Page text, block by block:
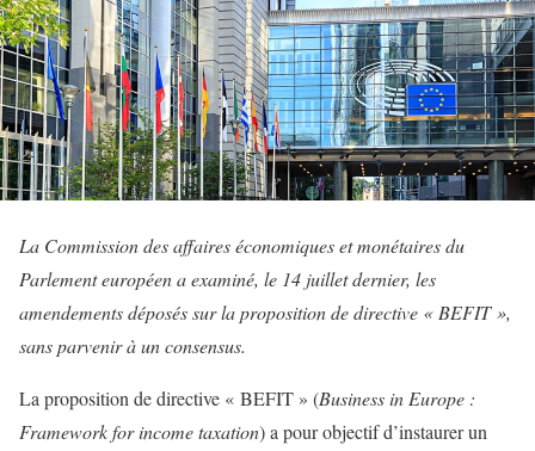
La Commission des affaires économiques et monétaires du
Parlement européen a examiné, le 14 juillet dernier, les
amendements déposés sur la proposition de directive « BEFIT »,
sans parvenir à un consensus.
La proposition de directive « BEFIT » (Business in Europe :
Framework for income taxation) a pour objectif d’instaurer un